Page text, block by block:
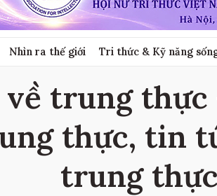
Nhìn ra thế giới Tri thức & Kỹ năng
về trung
thực, tin
trung thực